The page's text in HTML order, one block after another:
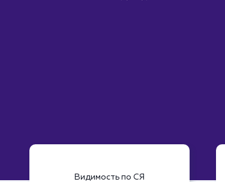
Видимость по СЯ